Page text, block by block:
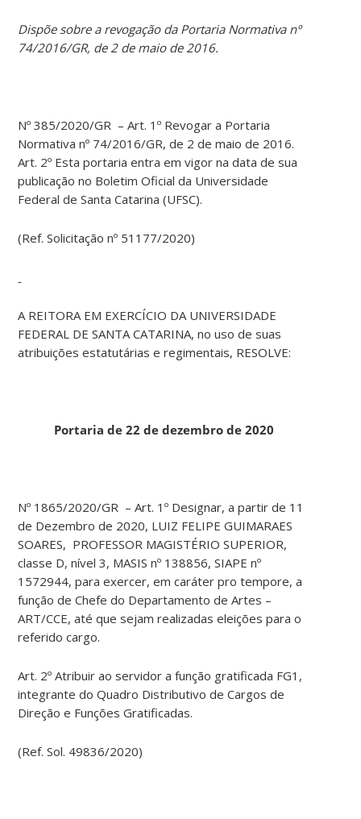
Dispõe sobre a revogação da Portaria Normativa nº
74/2016/GR, de 2 de maio de 2016.
Nº 385/2020/GR – Art. 1º Revogar a Portaria
Normativa nº 74/2016/GR, de 2 de maio de 2016.
Art. 2º Esta portaria entra em vigor na data de sua
publicação no Boletim Oficial da Universidade
Federal de Santa Catarina (UFSC).
(Ref. Solicitação nº 51177/2020)
A REITORA EM EXERCÍCIO DA UNIVERSIDADE
FEDERAL DE SANTA CATARINA, no uso de suas
atribuições estatutárias e regimentais, RESOLVE:
Portaria de 22 de dezembro de 2020
Nº 1865/2020/GR – Art. 1º Designar, a partir de 11
de Dezembro de 2020, LUIZ FELIPE GUIMARAES
SOARES, PROFESSOR MAGISTÉRIO SUPERIOR,
classe D, nível 3, MASIS nº 138856, SIAPE nº
1572944, para exercer, em caráter pro tempore, a
função de Chefe do Departamento de Artes –
ART/CCE, até que sejam realizadas eleições para o
referido cargo.
Art. 2º Atribuir ao servidor a função gratificada FG1,
integrante do Quadro Distributivo de Cargos de
Direção e Funções Gratificadas.
(Ref. Sol. 49836/2020)